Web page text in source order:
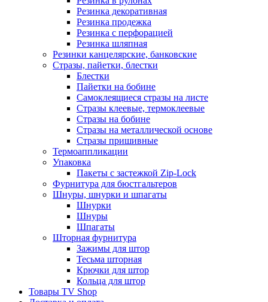
Резинка декоративная
Резинка продежка
Резинка с перфорацией
Резинка шляпная
Резинки канцелярские, банковские
Стразы, пайетки, блестки
Блестки
Пайетки на бобине
Самоклеящиеся стразы на листе
Стразы клеевые, термоклеевые
Стразы на бобине
Стразы на металлической основе
Стразы пришивные
Термоаппликации
Упаковка
Пакеты с застежкой Zip-Lock
Фурнитура для бюстгальтеров
Шнуры, шнурки и шпагаты
Шнурки
Шнуры
Шпагаты
Шторная фурнитура
Зажимы для штор
Тесьма шторная
Крючки для штор
Кольца для штор
Товары TV Shop